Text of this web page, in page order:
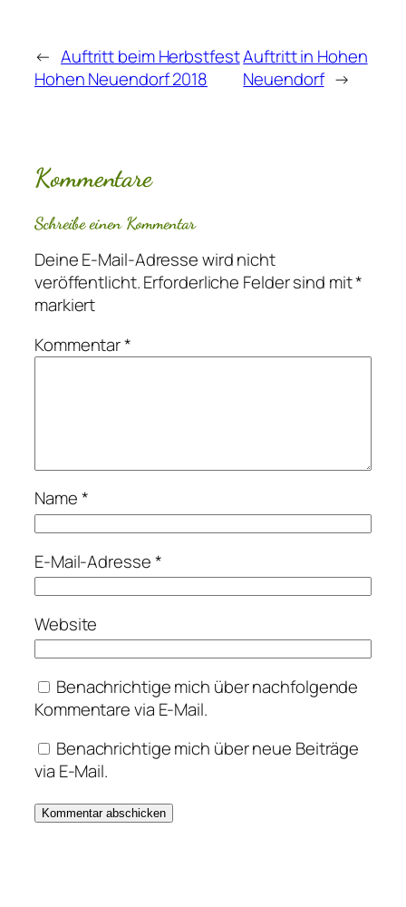
← Auftritt beim Herbstfest
Hohen Neuendorf 2018
Auftritt in Hohen
Neuendorf →
Kommentare
Schreibe einen Kommentar
Deine E-Mail-Adresse wird nicht
veröffentlicht.Erforderliche Felder sind mit*
markiert
Kommentar*
Name*
E-Mail-Adresse*
Website
Benachrichtige mich über nachfolgende
Kommentare via E-Mail.
Benachrichtige mich über neue Beiträge
via E-Mail.